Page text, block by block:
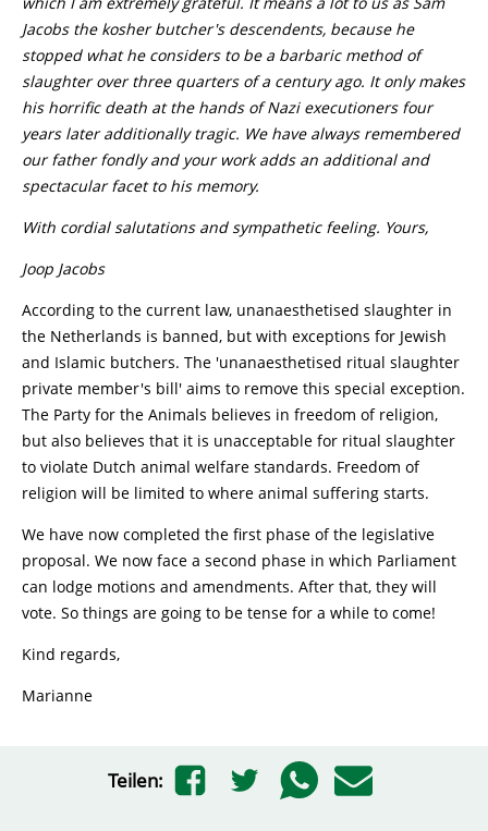
Jacobs the kosher butcher's descendents, because he
stopped what he considers to be a barbaric method of
slaughter over three quarters of a century ago. It only makes
his horrific death at the hands of Nazi executioners four
years later additionally tragic. We have always remembered
our father fondly and your work adds an additional and
spectacular facet to his memory.
With cordial salutations and sympathetic feeling. Yours,
Joop Jacobs
According to the current law, unanaesthetised slaughter in
the Netherlands is banned, but with exceptions for Jewish
and Islamic butchers. The 'unanaesthetised ritual slaughter
private member's bill' aims to remove this special exception.
The Party for the Animals believes in freedom of religion,
but also believes that it is unacceptable for ritual slaughter
to violate Dutch animal welfare standards. Freedom of
religion will be limited to where animal suffering starts.
We have now completed the first phase of the legislative
proposal. We now face a second phase in which Parliament
can lodge motions and amendments. After that, they will
vote. So things are going to be tense for a while to come!
Kind regards,
Marianne
Teilen: